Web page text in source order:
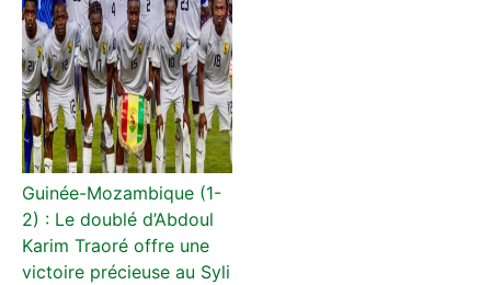
Guinée-Mozambique (1-
2) : Le doublé d’Abdoul
Karim Traoré offre une
victoire précieuse au Syli